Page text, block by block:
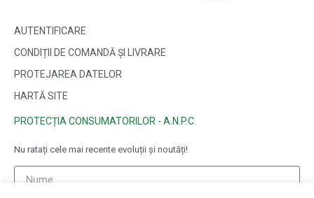
AUTENTIFICARE
CONDIȚII DE COMANDĂ ȘI LIVRARE
PROTEJAREA DATELOR
HARTĂ SITE
PROTECȚIA CONSUMATORILOR - A.N.P.C.
Nu ratați cele mai recente evoluții și noutăți!